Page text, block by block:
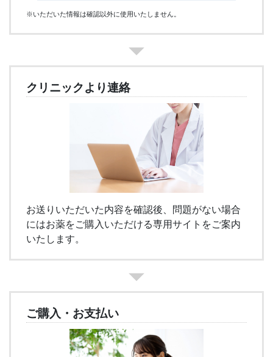
※いただいた情報は確認以外に使用いたしません。
クリニックより連絡
お送りいただいた内容を確認後、問題がない場合
にはお薬をご購入いただける専用サイトをご案内
いたします。
ご購入・お支払い